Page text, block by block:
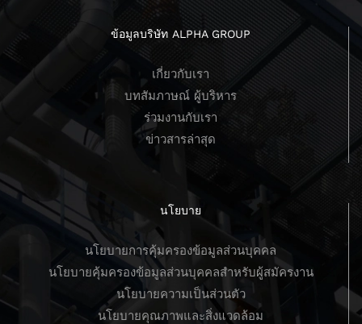
ข้อมูลบริษัท ALPHA GROUP
เกี่ยวกับเรา
บทสัมภาษณ์ ผู้บริหาร
ร่วมงานกับเรา
ข่าวสารล่าสุด
นโยบาย
นโยบายการคุ้มครองข้อมูลส่วนบุคคล
นโยบายคุ้มครองข้อมูลส่วนบุคคลสำหรับผู้สมัครงาน
นโยบายความเป็นส่วนตัว
นโยบายคุณภาพและสิ่งแวดล้อม